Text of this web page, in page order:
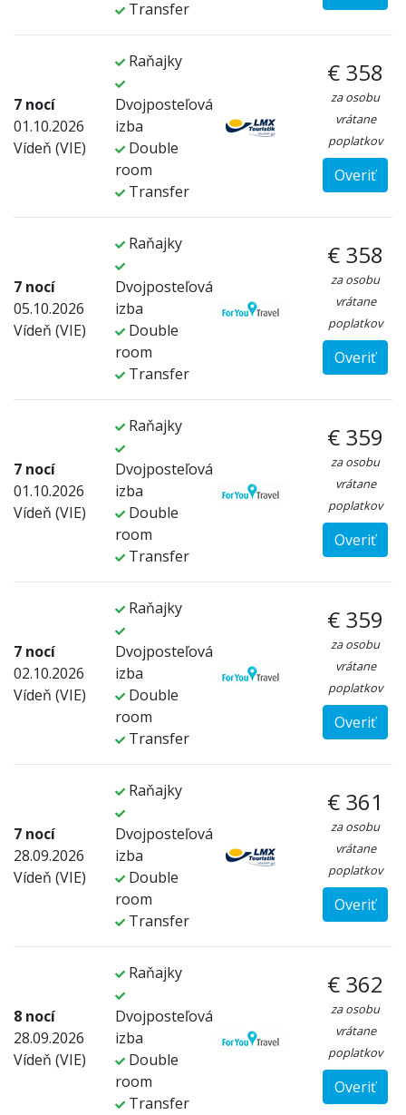
Transfer
7 nocí
01.10.2026
Vídeň (VIE)
Raňajky
Dvojposteľová
izba
Double
room
Transfer
€ 358
za osobu
vrátane
poplatkov
Overiť
7 nocí
05.10.2026
Vídeň (VIE)
Raňajky
Dvojposteľová
izba
Double
room
Transfer
€ 358
za osobu
vrátane
poplatkov
Overiť
7 nocí
01.10.2026
Vídeň (VIE)
Raňajky
Dvojposteľová
izba
Double
room
Transfer
€ 359
za osobu
vrátane
poplatkov
Overiť
7 nocí
02.10.2026
Vídeň (VIE)
Raňajky
Dvojposteľová
izba
Double
room
Transfer
€ 359
za osobu
vrátane
poplatkov
Overiť
7 nocí
28.09.2026
Vídeň (VIE)
Raňajky
Dvojposteľová
izba
Double
room
Transfer
€ 361
za osobu
vrátane
poplatkov
Overiť
8 nocí
28.09.2026
Vídeň (VIE)
Raňajky
Dvojposteľová
izba
Double
room
Transfer
€ 362
za osobu
vrátane
poplatkov
Overiť